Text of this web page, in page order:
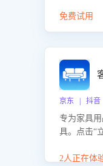
免费试用
京东 | 抖
专为家具
具。点击“
客服在家具
2人正在体